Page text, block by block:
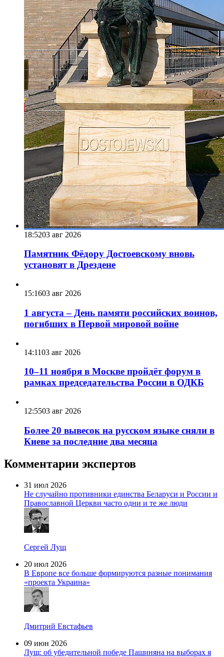
18:5203 авг 2026
Памятник Фёдору Достоевскому вновь
установят в Дрездене
15:1603 авг 2026
1 августа – День памяти российских воинов,
погибших в Первой мировой войне
14:1103 авг 2026
10–11 ноября в Москве пройдёт форум в
рамках председательства России в ОДКБ
12:5503 авг 2026
Более 20 вывесок на русском языке сняли в
Киеве за последние два месяца
Комментарии экспертов
31 июл 2026
Не случайно противники единства Беларуси и России и
Православной Церкви часто одни и те же люди
Сергей Лущ
20 июл 2026
В Европе все больше формируются разные понимания
«проекта Украина»
Дмитрий Евстафьев
09 июн 2026
Лущ: об убедительной победе Пашиняна на выборах я